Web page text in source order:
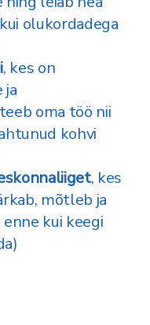
olukordadega
, kes on
ja
oma töö nii
kohvi
, kes
mõtleb ja
kui keegi